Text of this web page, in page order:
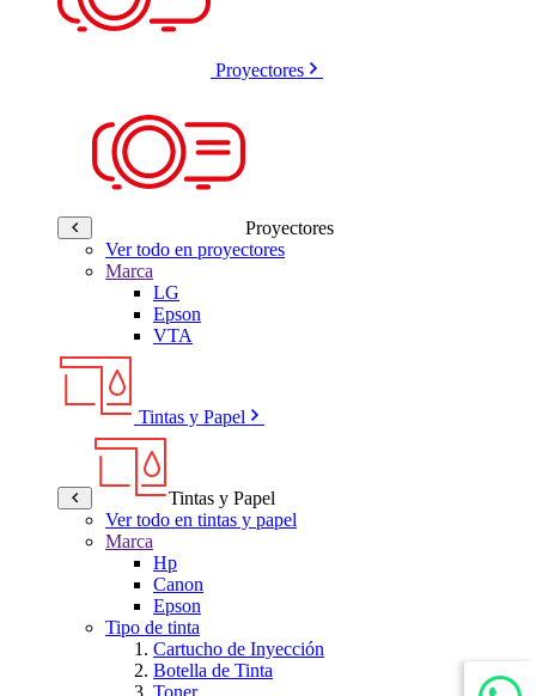
Proyectores
Proyectores
Ver todo en proyectores
Marca
LG
Epson
VTA
Tintas y Papel
Tintas y Papel
Ver todo en tintas y papel
Marca
Hp
Canon
Epson
Tipo de tinta
Cartucho de Inyección
Botella de Tinta
Toner